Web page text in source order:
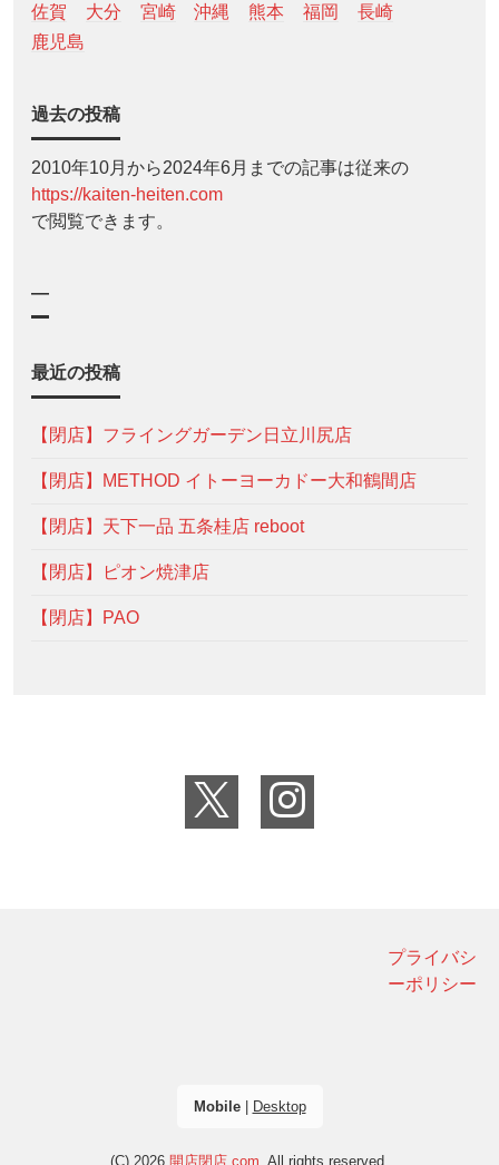
佐賀 大分 宮崎 沖縄 熊本 福岡
長崎
鹿児島
過去の投稿
2010年10月から2024年6月までの記事は従来の
https://kaiten-heiten.com
で閲覧できます。
—
最近の投稿
【閉店】フライングガーデン日立川尻店
【閉店】METHOD イトーヨーカドー大和鶴間店
【閉店】天下一品 五条桂店 reboot
【閉店】ピオン焼津店
【閉店】PAO
プライバシ
ーポリシー
Mobile| Desktop
(C) 2026 開店閉店.com . All rights reserved.